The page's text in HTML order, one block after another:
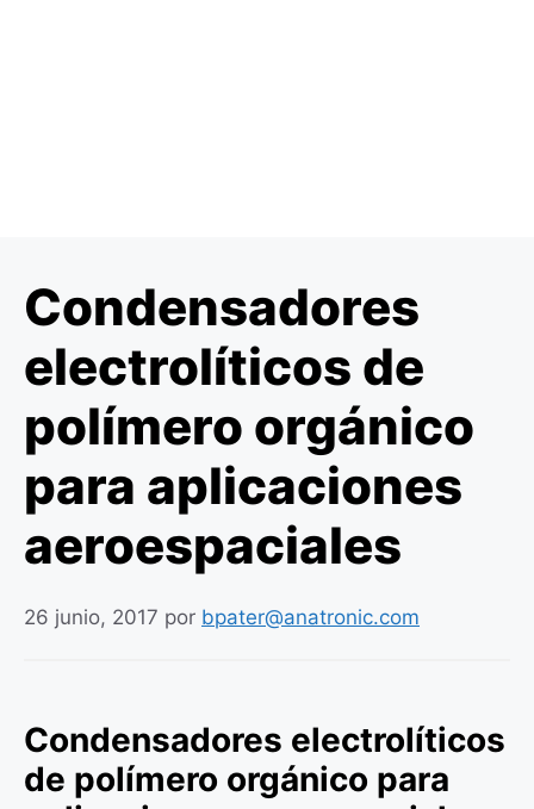
Condensadores
electrolíticos de
polímero orgánico
para aplicaciones
aeroespaciales
26 junio, 2017 por bpater@anatronic.com
Condensadores electrolíticos
de polímero orgánico para